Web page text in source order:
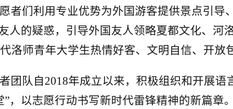
者们利用专业优势为外国游客提供景点引
人的疑惑，引导外国友人领略夏都文化、
洛师青年大学生热情好客、文明自信、开放
团队自2018年成立以来，积极组织和开展
，以志愿行动书写新时代雷锋精神的新篇章。